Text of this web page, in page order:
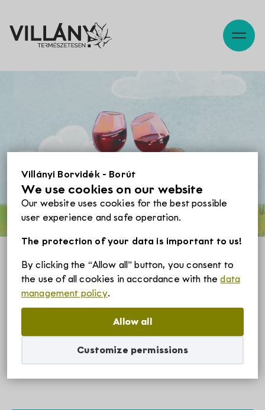
Villányi Borvidék - Borút
We use cookies on our website
Our website uses cookies for the best possible
user experience and safe operation.
The protection of your data is important to us!
By clicking the “Allow all” button, you consent to
the use of all cookies in accordance with thedata
management policy.
Allow all
Customize permissions
Description Map
Főoldal
(Magyar) Programok
(Magyar) BorZsongás Fesztivál
(Magyar) BorZsongás
Fesztivál
Sorry, this entry is only available in
Szabadidő
Pincék
Programok
Éttermek
Szállások
Borvidékről
Villányi borvidék története
Villányi borvidék egyedülálló adottságai
Rólunk